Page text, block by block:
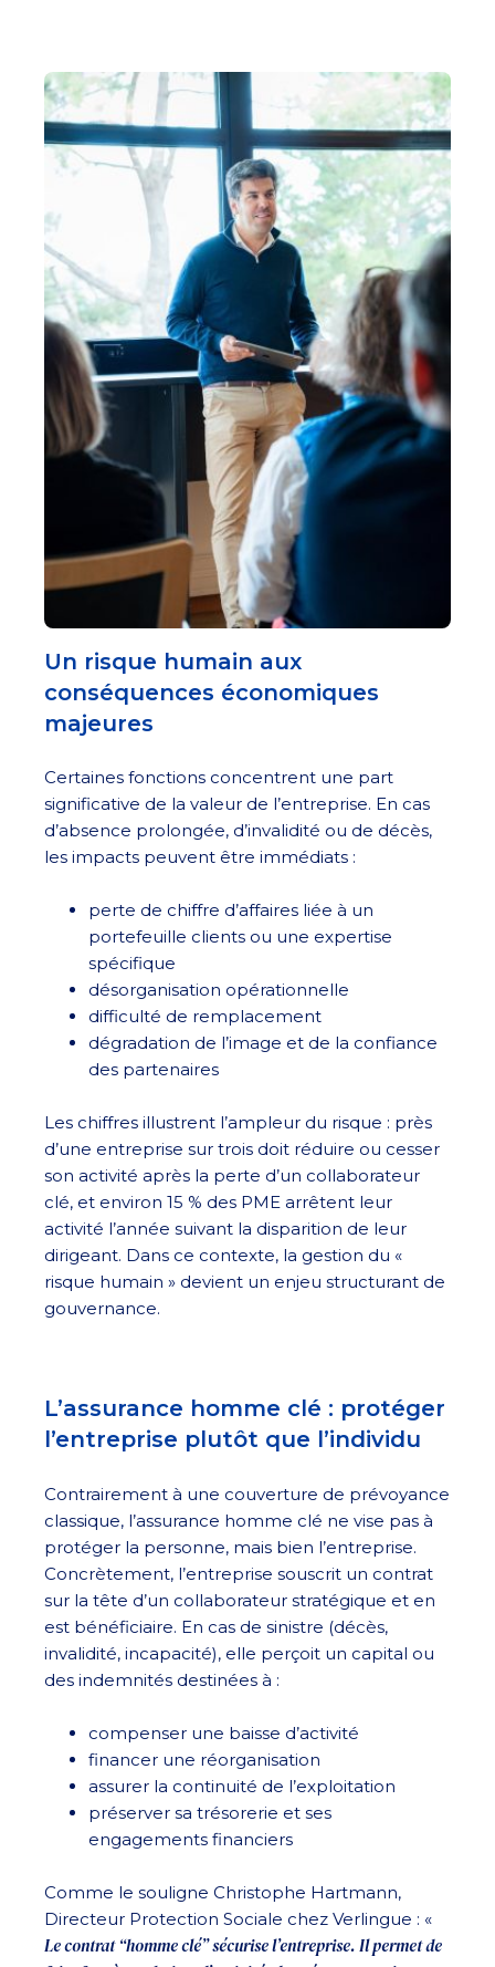
Un risque humain aux
conséquences économiques
majeures
Certaines fonctions concentrent une part
significative de la valeur de l’entreprise. En cas
d’absence prolongée, d’invalidité ou de décès,
les impacts peuvent être immédiats :
perte de chiffre d’affaires liée à un
portefeuille clients ou une expertise
spécifique
désorganisation opérationnelle
difficulté de remplacement
dégradation de l’image et de la confiance
des partenaires
Les chiffres illustrent l’ampleur du risque : près
d’une entreprise sur trois doit réduire ou cesser
son activité après la perte d’un collaborateur
clé, et environ 15 % des PME arrêtent leur
activité l’année suivant la disparition de leur
dirigeant. Dans ce contexte, la gestion du «
risque humain » devient un enjeu structurant de
gouvernance.
L’assurance homme clé : protéger
l’entreprise plutôt que l’individu
Contrairement à une couverture de prévoyance
classique, l’assurance homme clé ne vise pas à
protéger la personne, mais bien l’entreprise.
Concrètement, l’entreprise souscrit un contrat
sur la tête d’un collaborateur stratégique et en
est bénéficiaire. En cas de sinistre (décès,
invalidité, incapacité), elle perçoit un capital ou
des indemnités destinées à :
compenser une baisse d’activité
financer une réorganisation
assurer la continuité de l’exploitation
préserver sa trésorerie et ses
engagements financiers
Comme le souligne Christophe Hartmann,
Directeur Protection Sociale chez Verlingue : «
Le contrat “homme clé” sécurise l’entreprise. Il permet de